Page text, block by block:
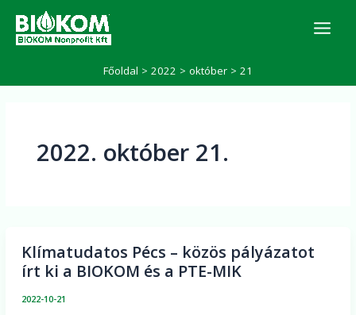
content
Főoldal 2022 október 21
2022. október 21.
Klímatudatos Pécs – közös pályázatot
írt ki a BIOKOM és a PTE-MIK
2022-10-21
Klímatudatos
Pécs
e
r
é